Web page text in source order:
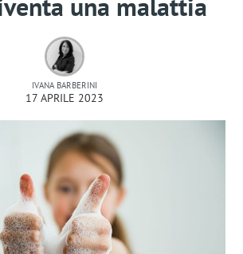
IVANA BARBERINI
17 APRILE 2023